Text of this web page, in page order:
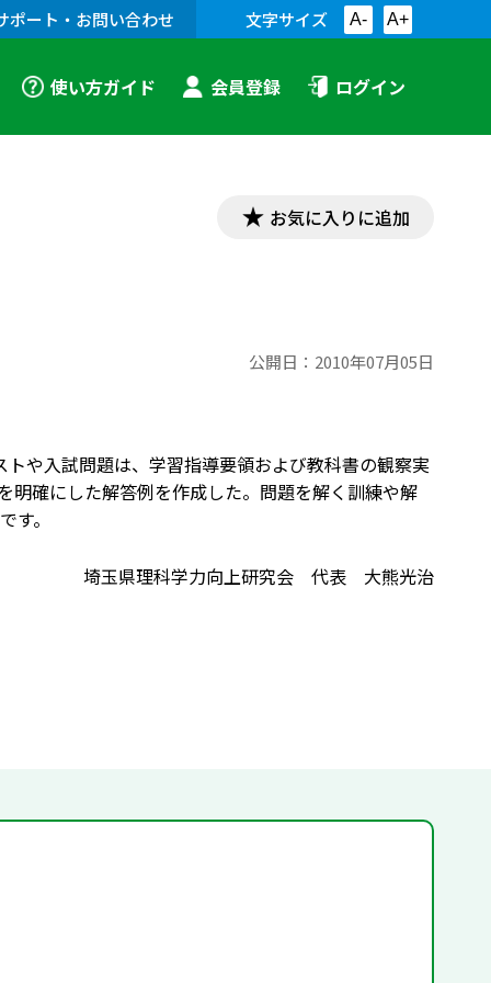
ポート・お問い合わせ 文字サイズ A- A+
使い方ガイド 会員登録 ログイン
お気に入りに追加
公開日： 2010年07月05日
や入試問題は、学習指導要領および教科書の観察実
明確にした解答例を作成した。問題を解く訓練や解
す。
埼玉県理科学力向上研究会 代表 大熊光治